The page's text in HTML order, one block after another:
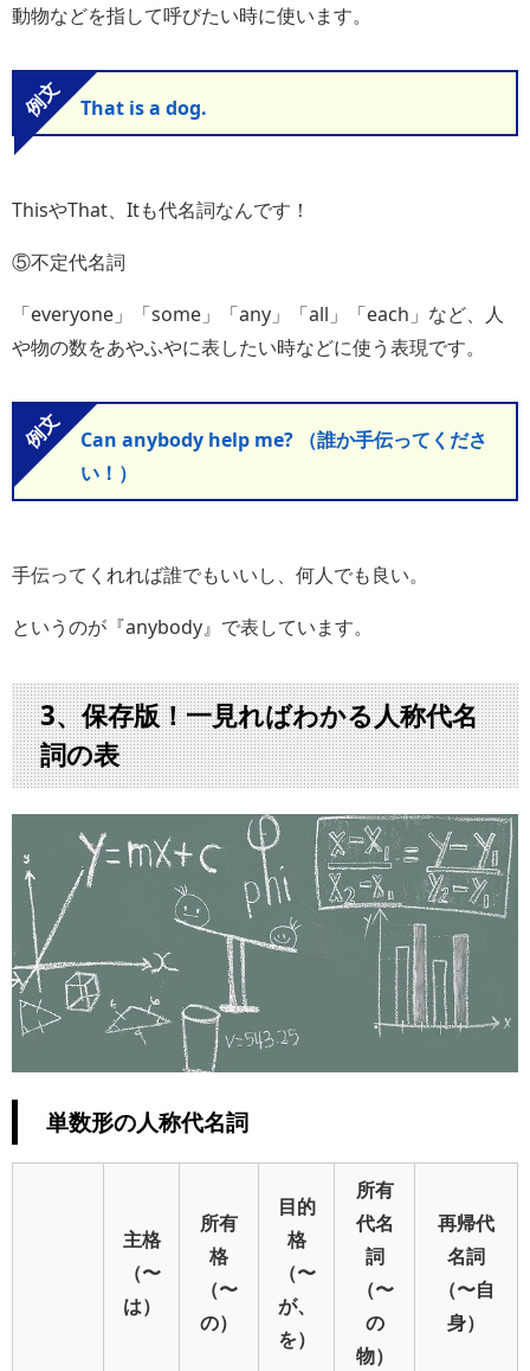
動物などを指して呼びたい時に使います。
That is a dog.
ThisやThat、Itも代名詞なんです！
⑤不定代名詞
「everyone」「some」「any」「all」「each」など、人
や物の数をあやふやに表したい時などに使う表現です。
Can anybody help me? （誰か手伝ってくださ
い！）
手伝ってくれれば誰でもいいし、何人でも良い。
というのが『anybody』で表しています。
3、保存版！一見ればわかる人称代名
詞の表
単数形の人称代名詞
主格
（〜
は）
所有
格
（〜
の）
目的
格
（〜
が、
を）
所有
代名
詞
（〜
の
物）
再帰代
名詞
（〜自
身）